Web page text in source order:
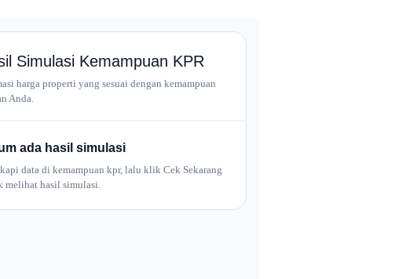
Simulasi Kemampuan KPR
harga properti yang sesuai dengan kemampuan
Anda.
ada hasil simulasi
data di kemampuan kpr, lalu klik Cek Sekarang
melihat hasil simulasi.